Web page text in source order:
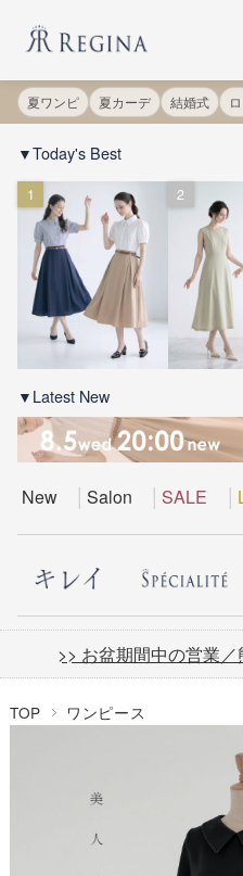
夏ワンピ 夏カーデ 結婚式
▼Today's Best
1 2
▼Latest New
New Salon SALE
>> お盆期間中の営業
TOP ワンピース